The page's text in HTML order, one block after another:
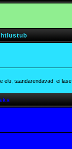
elu, taandarendavad, ei